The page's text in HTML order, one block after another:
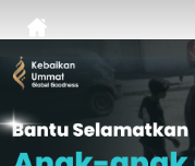
Verified